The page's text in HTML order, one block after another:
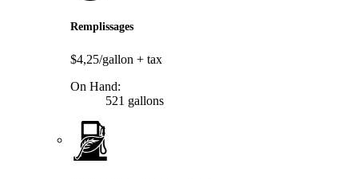
Remplissages
$4,25/gallon + tax
On Hand:
521 gallons